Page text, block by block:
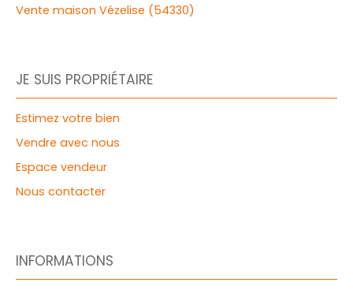
Vente maison Vézelise (54330)
JE SUIS PROPRIÉTAIRE
Estimez votre bien
Vendre avec nous
Espace vendeur
Nous contacter
INFORMATIONS